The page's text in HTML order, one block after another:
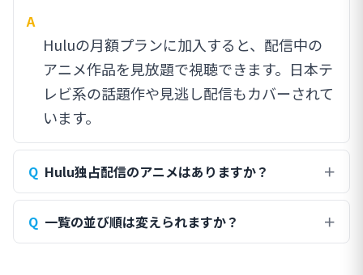
Huluの月額プランに加入すると、配信中の
アニメ作品を見放題で視聴できます。日本テ
レビ系の話題作や見逃し配信もカバーされて
います。
Hulu独占配信のアニメはありますか？
一覧の並び順は変えられますか？